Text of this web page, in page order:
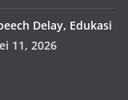
Delay, Edukasi
11, 2026